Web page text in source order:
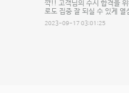
꺅!! 고객님의 수시 합격을
로도 집중 잘 되실 수 있게
2023-09-17 03:01:25